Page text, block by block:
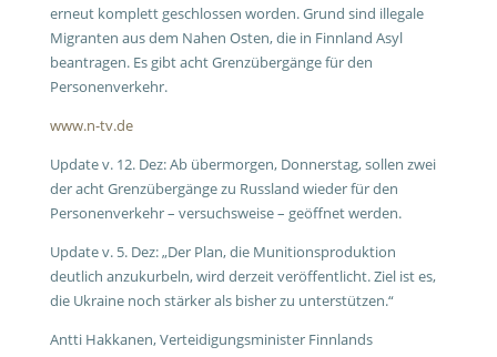
erneut komplett geschlossen worden. Grund sind illegale
Migranten aus dem Nahen Osten, die in Finnland Asyl
beantragen. Es gibt acht Grenzübergänge für den
Personenverkehr.
www.n-tv.de
Update v. 12. Dez: Ab übermorgen, Donnerstag, sollen zwei
der acht Grenzübergänge zu Russland wieder für den
Personenverkehr – versuchsweise – geöffnet werden.
Update v. 5. Dez: „Der Plan, die Munitionsproduktion
deutlich anzukurbeln, wird derzeit veröffentlicht. Ziel ist es,
die Ukraine noch stärker als bisher zu unterstützen.“
Antti Hakkanen, Verteidigungsminister Finnlands